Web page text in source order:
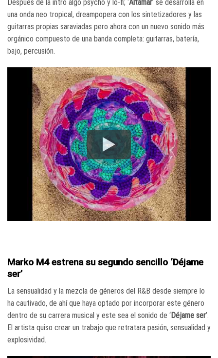
Después de la intro algo psycho y lo-fi; ‘Altamar’ se desarrolla en
una onda neo tropical, dreampopera con los sintetizadores y las
guitarras propias saraviadas pero ahora con un nuevo sonido más
orgánico compuesto de una banda completa: guitarras, batería,
bajo, percusión.
Marko M4 estrena su segundo sencillo ‘Déjame
ser’
La sensualidad y la mezcla de géneros del R&B desde siempre lo
ha cautivado, de ahí que haya optado por incorporar este género
dentro de su carrera musical y este sea el sonido de ‘Déjame ser’.
El artista quiso crear un trabajo que retratara pasión, sensualidad y
explosividad.